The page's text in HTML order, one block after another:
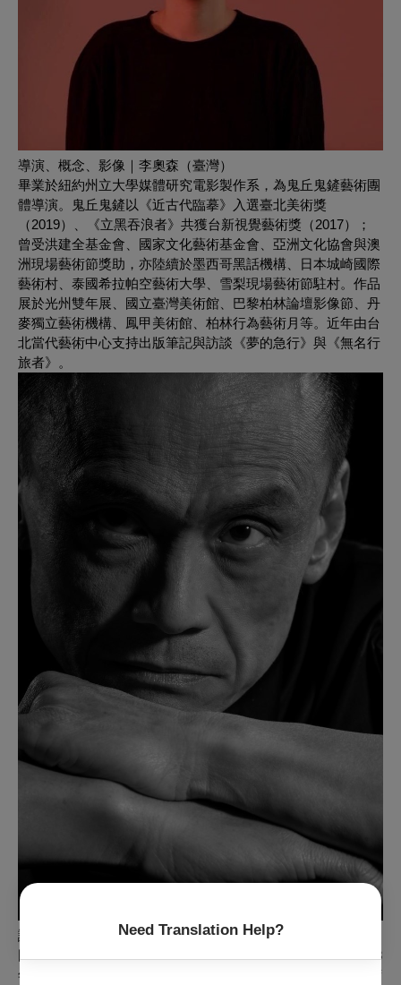
Need Translation Help?
導演、概念、影像｜李奧森（臺灣）
畢業於紐約州立大學媒體研究電影製作系，為鬼丘鬼鏟藝術團
體導演。鬼丘鬼鏟以《近古代臨摹》入選臺北美術獎
（2019）、《立黑吞浪者》共獲台新視覺藝術獎（2017）；
曾受洪建全基金會、國家文化藝術基金會、亞洲文化協會與澳
洲現場藝術節獎助，亦陸續於墨西哥黑話機構、日本城崎國際
藝術村、泰國希拉帕空藝術⼤學、雪梨現場藝術節駐村。作品
展於光州雙年展、國立臺灣美術館、巴黎柏林論壇影像節、丹
麥獨立藝術機構、鳳甲美術館、柏林行為藝術月等。近年由台
北當代藝術中心支持出版筆記與訪談《夢的急行》與《無名行
旅者》。
講演者│陳以文（臺灣）
國立藝術學院（現名：國立臺北藝術大學）戲劇系畢業。1998
年至2013年執導電影曾先後獲得日本山形影展「優等獎」、荷